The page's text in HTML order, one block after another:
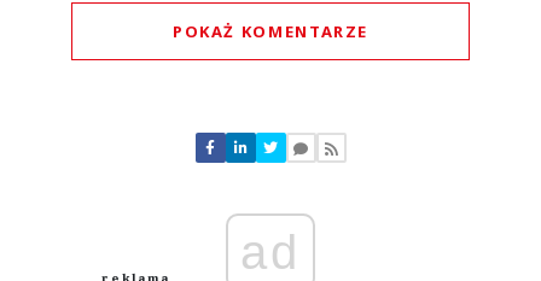
POKAŻ KOMENTARZE
Nie znaleziono komentarzy
Zostaw swoje komentarze
Anuluj
ad